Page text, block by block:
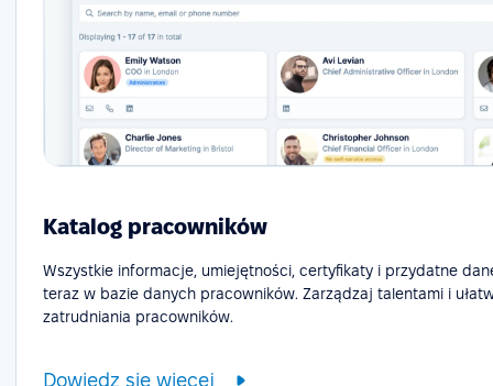
Katalog pracowników
Wszystkie informacje, umiejętności, certyfikaty i przydatne
teraz w bazie danych pracowników. Zarządzaj talentami i
zatrudniania pracowników.
Dowiedz się więcej